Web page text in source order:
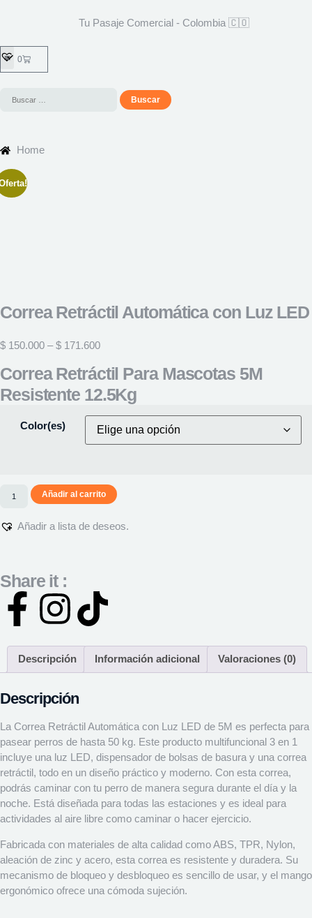
Tu Pasaje Comercial - Colombia 🇨🇴
0
Home
Correa Retráctil Automática con Luz LED
$ 150.000 – $ 171.600
Correa Retráctil Para Mascotas 5M
Resistente 12.5Kg
Color(es)
Añadir al carrito
Añadir a lista de deseos.
Share it :
Descripción Información adicional Valoraciones (0)
Descripción
La Correa Retráctil Automática con Luz LED de 5M es perfecta para
pasear perros de hasta 50 kg. Este producto multifuncional 3 en 1
incluye una luz LED, dispensador de bolsas de basura y una correa
retráctil, todo en un diseño práctico y moderno. Con esta correa,
podrás caminar con tu perro de manera segura durante el día y la
noche. Está diseñada para todas las estaciones y es ideal para
actividades al aire libre como caminar o hacer ejercicio.
Fabricada con materiales de alta calidad como ABS, TPR, Nylon,
aleación de zinc y acero, esta correa es resistente y duradera. Su
mecanismo de bloqueo y desbloqueo es sencillo de usar, y el mango
ergonómico ofrece una cómoda sujeción.